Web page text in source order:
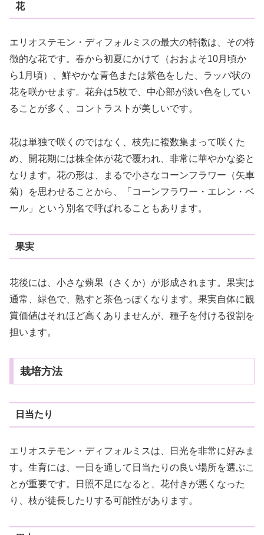
花
エリオステモン・ディフォルミスの最大の特徴は、その特
徴的な花です。春から初夏にかけて（おおよそ10月頃か
ら1月頃）、鮮やかな青色または紫色をした、ラッパ状の
花を咲かせます。花弁は5枚で、中心部が淡い色をしてい
ることが多く、コントラストが美しいです。
花は単独で咲くのではなく、枝先に複数集まって咲くた
め、開花期には株全体が花で覆われ、非常に華やかな姿と
なります。花の形は、まるで小さなコーンフラワー（矢車
菊）を思わせることから、「コーンフラワー・エレン・ベ
ール」という別名で呼ばれることもあります。
果実
花後には、小さな蒴果（さくか）が形成されます。果実は
通常、緑色で、熟すと茶色っぽくなります。果実自体に観
賞価値はそれほど高くありませんが、種子を付ける役割を
担います。
栽培方法
日当たり
エリオステモン・ディフォルミスは、日光を非常に好みま
す。生育には、一日を通して日当たりの良い場所を選ぶこ
とが重要です。日照不足になると、花付きが悪くなった
り、枝が徒長したりする可能性があります。